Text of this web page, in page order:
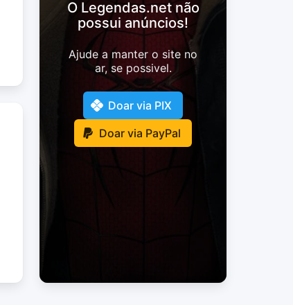
O Legendas.net não
possui anúncios!
Ajude a manter o site no
ar, se possivel.
Doar via PIX
Doar via PayPal